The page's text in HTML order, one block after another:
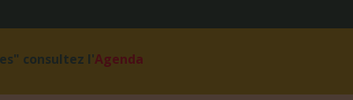
consultez l'Agenda